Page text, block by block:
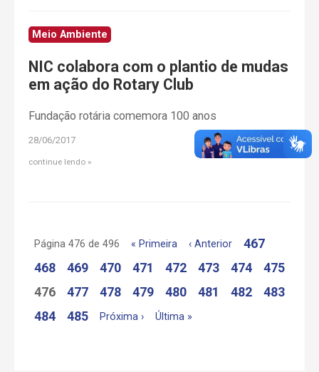
Meio Ambiente
NIC colabora com o plantio de mudas
em ação do Rotary Club
Fundação rotária comemora 100 anos
28/06/2017
continue lendo
Página 476 de 496 « Primeira ‹ Anterior
467
468
469 470 471 472 473 474
475
476
477 478 479 480 481 482
483
484
485 Próxima › Última »